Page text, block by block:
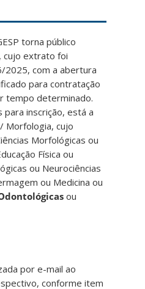
torna público
, cujo extrato foi
2025, com a abertura
para contratação
tempo determinado.
inscrição, está a
Morfologia, cujo
Morfológicas ou
Física ou
ou Neurociências
ou Medicina ou
ou
por e-mail ao
conforme item